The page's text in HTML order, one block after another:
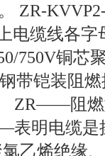
ZR-
电缆线各字
750V铜芯
带铠装阻
ZR——阻
明电缆是
乙烯绝缘、